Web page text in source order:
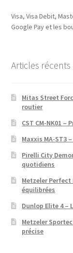
Visa, Visa Debit,
Google Pay et les
Articles récents
Mitas Street
routier
CST CM-NK01
Maxxis MA-ST3
Pirelli City
quotidiens
Metzeler Perfect
équilibrées
Dunlop Elite 4
Metzeler
précise